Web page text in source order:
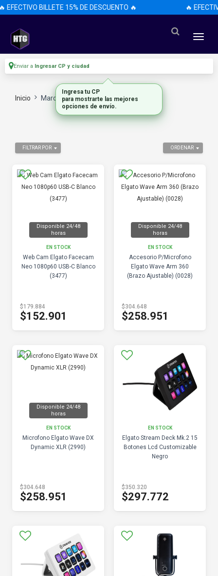
EFECTIVO BILLETE 15% DE DESCUENTO 🔥 🔥
Enviar a Ingresar CP y ciudad
Inicio Marca Elgato
ORDENAR
FILTRAR POR
Disponible 24/48
horas
EN STOCK
Web Cam Elgato Facecam
Neo 1080p60 USB-C Blanco
(3477)
$179.884
$152.901
Disponible 24/48
horas
EN STOCK
Accesorio P/Microfono
Elgato Wave Arm 360
(Brazo Ajustable) (0028)
$304.648
$258.951
Disponible 24/48
horas
EN STOCK
Microfono Elgato Wave DX
Dynamic XLR (2990)
$304.648
$258.951
EN STOCK
Elgato Stream Deck Mk.2 15
Botones Lcd Customizable
Negro
$350.320
$297.772
Ingresa tu CP
para mostrarte las mejores
opciones de envío.